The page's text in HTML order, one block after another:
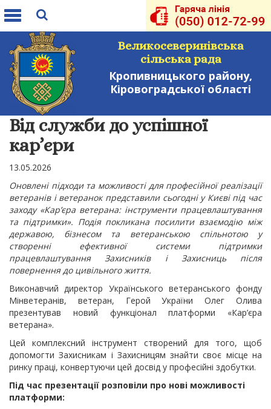
Toggle
Великосеверинівська
сільська рада
Кропивницького району,
Кіровоградської області
Від служби до успішної
кар’єри
13.05.2026
Оновлені підходи та можливості для професійної реалізації
ветеранів і ветеранок представили сьогодні у Києві під час
заходу «Кар’єра ветерана: інструменти працевлаштування
та підтримки». Подія покликана посилити взаємодію між
державою, бізнесом та ветеранською спільнотою у
створенні ефективної системи підтримки
працевлаштування Захисників і Захисниць після
повернення до цивільного життя.
Виконавчий директор Українського ветеранського фонду
Мінветеранів, ветеран, Герой України Олег Олива
презентував новий функціонал платформи «Кар’єра
ветерана».
Цей комплексний інструмент створений для того, щоб
допомогти Захисникам і Захисницям знайти своє місце на
ринку праці, конвертуючи цей досвід у професійні здобутки.
Під час презентації розповіли про нові можливості
платформи: